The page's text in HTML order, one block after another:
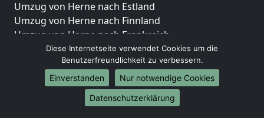
Umzug von Herne nach Estland
Umzug von Herne nach Finnland
Umzug von Herne nach Frankreich
Umzug von Herne nach Griechenland
Umzug von Herne nach Italien
Umzug von Herne nach Liechtenstein
Umzug von Herne nach Luxemburg
Umzug von Herne nach Niederlande
Diese Internetseite verwendet Cookies um die
Benutzerfreundlichkeit zu verbessern.
Einverstanden
Nur notwendige Cookies
Datenschutzerklärung